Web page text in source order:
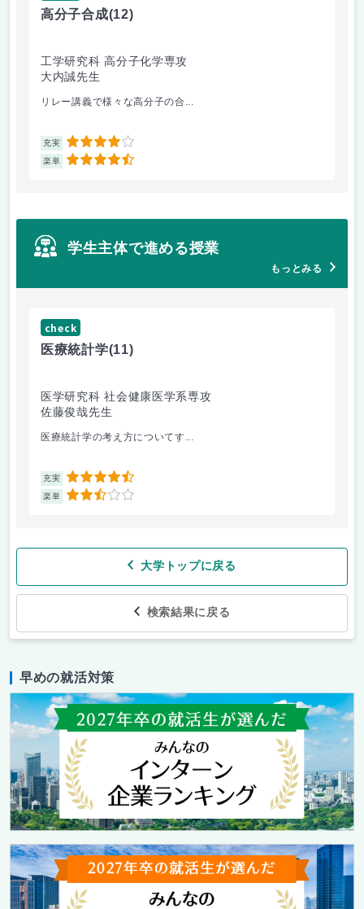
高分子合成(12)
工学研究科 高分子化学専攻
大内誠先生
リレー講義で様々な高分子の合...
充実 4
楽単 4.5
学生主体で進める授業
もっとみる
check
医療統計学(11)
医学研究科 社会健康医学系専攻
佐藤俊哉先生
医療統計学の考え方についてす...
充実 4.5
楽単 2.5
大学トップに戻る
検索結果に戻る
早めの就活対策